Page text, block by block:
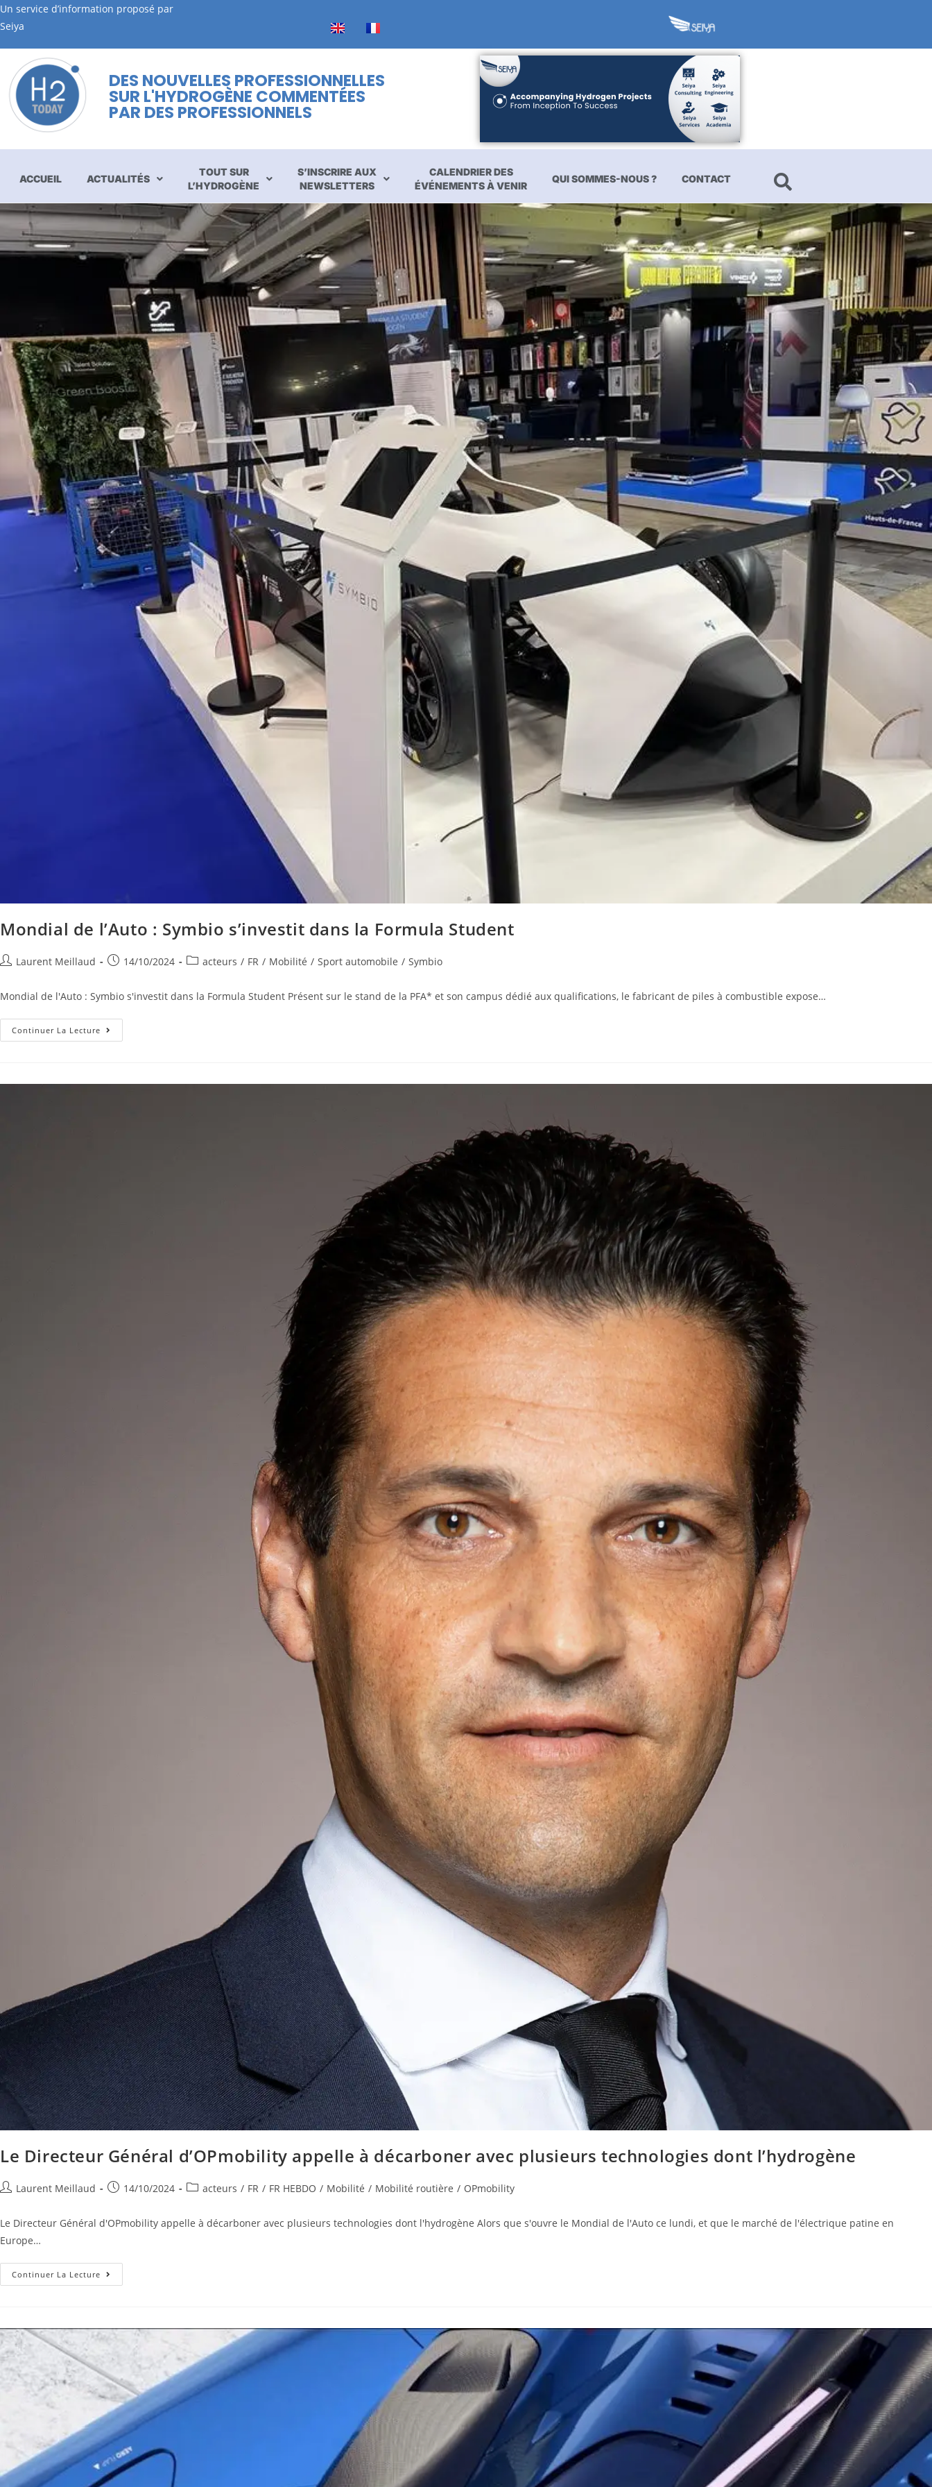
Un service d’information proposé par
Seiya
DES NOUVELLES PROFESSIONNELLES
SUR L'HYDROGÈNE COMMENTÉES
PAR DES PROFESSIONNELS
ACCUEIL ACTUALITÉS
TOUT SUR
L’HYDROGÈNE
S’INSCRIRE AUX
NEWSLETTERS
CALENDRIER DES
ÉVÉNEMENTS À VENIR
QUI SOMMES-NOUS ? CONTACT
Mondial de l’Auto : Symbio s’investit dans la Formula Student
Laurent Meillaud 14/10/2024 acteurs / FR / Mobilité / Sport automobile / Symbio
Mondial de l'Auto : Symbio s'investit dans la Formula Student Présent sur le stand de la PFA* et son campus dédié aux qualifications, le fabricant de piles à combustible expose…
Continuer La Lecture
Le Directeur Général d’OPmobility appelle à décarboner avec plusieurs technologies dont l’hydrogène
Laurent Meillaud 14/10/2024 acteurs / FR / FR HEBDO / Mobilité / Mobilité routière / OPmobility
Le Directeur Général d'OPmobility appelle à décarboner avec plusieurs technologies dont l'hydrogène Alors que s'ouvre le Mondial de l'Auto ce lundi, et que le marché de l'électrique patine en
Europe…
Continuer La Lecture